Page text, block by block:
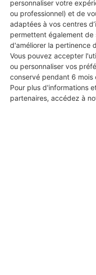
personnaliser votre
ou professionnel) et de
adaptées à vos centres
permettent également
d'améliorer la pertinence
Vous pouvez accepter
ou personnaliser vos
conservé pendant 6
Pour plus d'informations
partenaires, accédez à